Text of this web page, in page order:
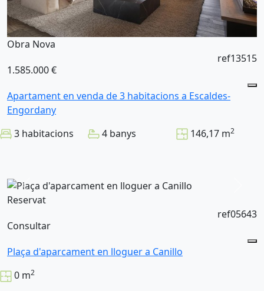
Obra Nova
1.585.000 €
ref13515
Apartament en venda de 3 habitacions a Escaldes-
Engordany
3 habitacions
4 banys 146,17 m2
Reservat
Consultar
ref05643
Plaça d'aparcament en lloguer a Canillo
0 m2